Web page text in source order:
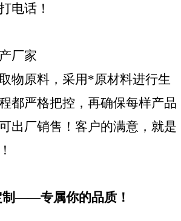
电话！
厂家
物原料，采用*原材料进行生
都严格把控，再确保每样产品
出厂销售！客户的满意，就是
制——专属你的品质！